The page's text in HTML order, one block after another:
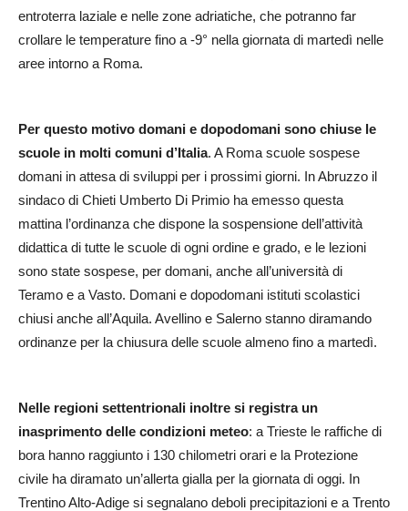
entroterra laziale e nelle zone adriatiche, che potranno far
crollare le temperature fino a -9° nella giornata di martedì nelle
aree intorno a Roma.
Per questo motivo domani e dopodomani sono chiuse le
scuole in molti comuni d’Italia. A Roma scuole sospese
domani in attesa di sviluppi per i prossimi giorni. In Abruzzo il
sindaco di Chieti Umberto Di Primio ha emesso questa
mattina l’ordinanza che dispone la sospensione dell’attività
didattica di tutte le scuole di ogni ordine e grado, e le lezioni
sono state sospese, per domani, anche all’università di
Teramo e a Vasto. Domani e dopodomani istituti scolastici
chiusi anche all’Aquila. Avellino e Salerno stanno diramando
ordinanze per la chiusura delle scuole almeno fino a martedì.
Nelle regioni settentrionali inoltre si registra un
inasprimento delle condizioni meteo: a Trieste le raffiche di
bora hanno raggiunto i 130 chilometri orari e la Protezione
civile ha diramato un’allerta gialla per la giornata di oggi. In
Trentino Alto-Adige si segnalano deboli precipitazioni e a Trento